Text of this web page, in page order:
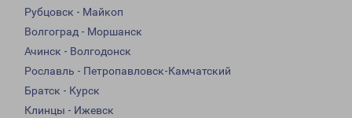
Рубцовск - Майкоп
Волгоград - Моршанск
Ачинск - Волгодонск
Рославль - Петропавловск-Камчатский
Братск - Курск
Клинцы - Ижевск